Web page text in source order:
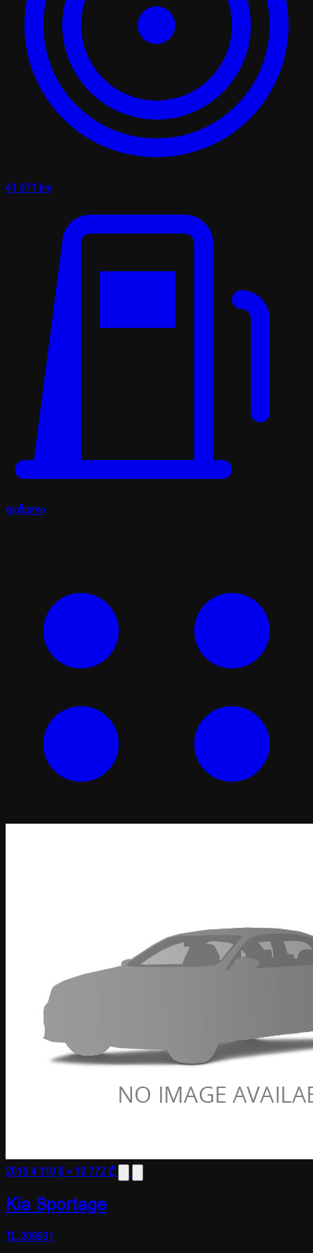
41 571 km
დიზელი
20154 110 $≈ 10 772 ₾
Kia Sportage
TL-209931